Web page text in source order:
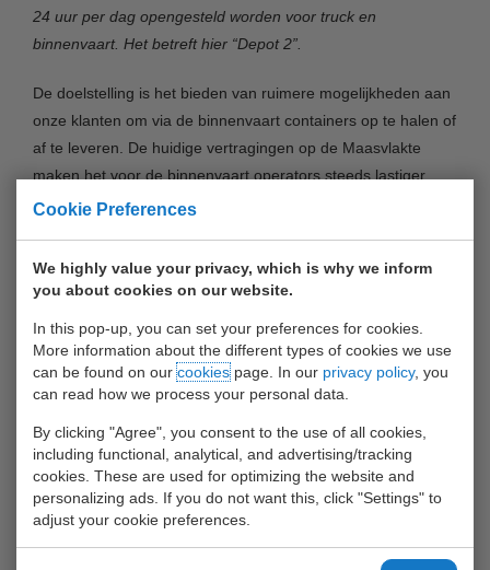
Cookie Preferences
We highly value your privacy, which is why we inform
you about cookies on our website.
In this pop-up, you can set your preferences for cookies.
More information about the different types of cookies we use
can be found on ourcookiespage. In our privacy policy, you
can read how we process your personal data.
By clicking "Agree", you consent to the use of all cookies,
including functional, analytical, and advertising/tracking
cookies. These are used for optimizing the website and
personalizing ads. If you do not want this, click "Settings" to
adjust your cookie preferences.
24 uur per dag opengesteld worden voor truck en
binnenvaart. Het betreft hier “Depot 2”.
De doelstelling is het bieden van ruimere mogelijkheden aan
onze klanten om via de binnenvaart containers op te halen of
af te leveren. De huidige vertragingen op de Maasvlakte
maken het voor de binnenvaart operators steeds lastiger
binnen de huidige werktijden voor de kade te komen. Met de
Indien specifiek voor de nacht aangevraagd, kunnen ook via
procedure hiervoor wordt nog bekend gemaakt.
De nachtelijke uren zullen ook benut worden voor het
samenwerking met Smith-Holland. Seizoenpieken kunnen
hierdoor beter opgevangen worden.
Vooralsnog zal alleen het genoemde depot 24 uur/werkdag
bereikbaar zijn. De andere locaties blijven de huidige
openingstijden hanteren. Op aanvraag en bij voldoende